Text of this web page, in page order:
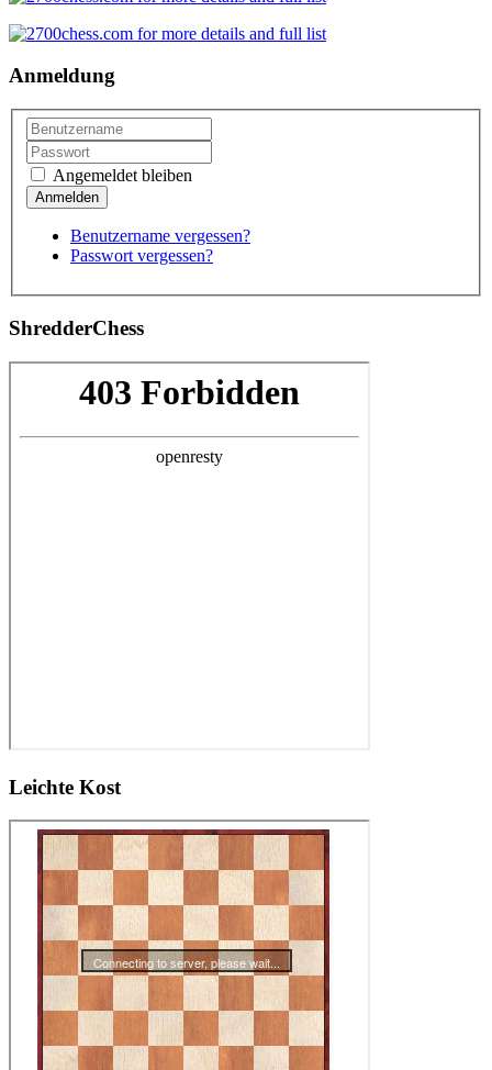
Anmeldung
Angemeldet bleiben
Benutzername vergessen?
Passwort vergessen?
ShredderChess
Leichte Kost